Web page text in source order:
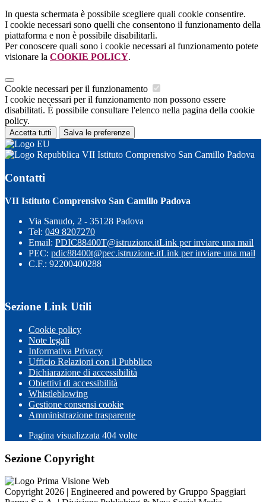
In questa schermata è possibile scegliere quali cookie consentire.
I cookie necessari sono quelli che consentono il funzionamento della
piattaforma e non è possibile disabilitarli.
Per conoscere quali sono i cookie necessari al funzionamento potete
visionare la COOKIE POLICY.
Cookie necessari per il funzionamento
I cookie necessari per il funzionamento non possono essere
disabilitati. È possibile consultare l'elenco nella pagina della cookie
policy.
Accetta tutti Salva le preferenze
VII Istituto Comprensivo San Camillo Padova
Contatti
VII Istituto Comprensivo San Camillo Padova
Via Sanudo, 2 - 35128 Padova
Tel: 049 8207270
Email: PDIC88400T@istruzione.itLink per inviare una mail
PEC: pdic88400t@pec.istruzione.itLink per inviare una mail
C.F.: 92200400288
Sezione Link Utili
Cookie policy
Note legali
Informativa Privacy
Ufficio Relazioni con il Pubblico
Dichiarazione di accessibilità
Obiettivi di accessibilità
Whistleblowing
Gestione consensi cookie
Amministrazione trasparente
Pagina visualizzata 404 volte
Sezione Copyright
Copyright 2026 | Engineered and powered by Gruppo Spaggiari